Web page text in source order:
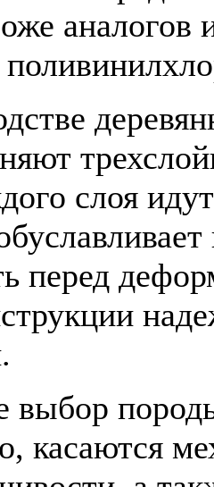
аналогов
слоя
перед
выбор
касаются